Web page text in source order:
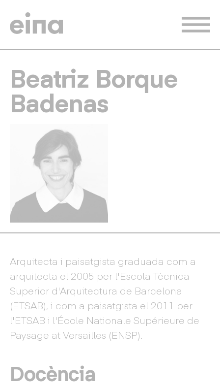
Beatriz Borque
Badenas
Arquitecta i paisatgista graduada com a
arquitecta el 2005 per l'Escola Tècnica
Superior d'Arquitectura de Barcelona
(ETSAB), i com a paisatgista el 2011 per
l'ETSAB i l'École Nationale Supérieure de
Paysage at Versailles (ENSP).
Docència